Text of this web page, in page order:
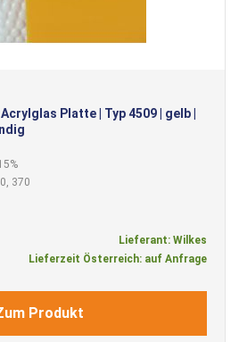
Platte | Typ 4509 | gelb |
370
Lieferant: Wilkes
Lieferzeit Österreich: auf Anfrage
Produkt